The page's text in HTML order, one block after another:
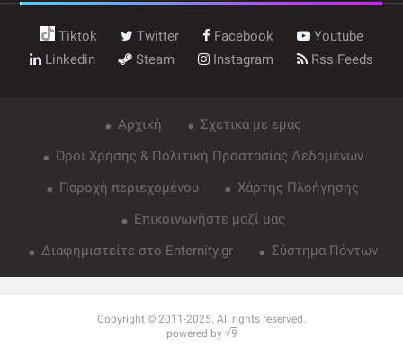
Tiktok Twitter Facebook
Youtube
Linkedin
Steam Instagram Rss Feeds
Αρχική
Σχετικά με εμάς
Όροι Χρήσης & Πολιτική Προστασίας Δεδομένων
Παροχή περιεχομένου
Χάρτης Πλοήγησης
Επικοινωνήστε μαζί μας
Διαφημιστείτε στο Enternity.gr
Σύστημα Πόντων
Copyright © 2011-2025. All rights reserved.
powered by √9